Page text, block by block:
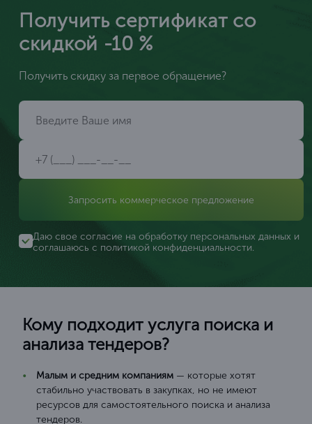
Получить сертификат со
скидкой -10 %
Получить скидку за первое обращение?
Запросить коммерческое предложение
Даю свое согласие на обработку персональных данных и
соглашаюсь с политикой конфиденциальности.
Кому подходит услуга поиска и
анализа тендеров?
Малым и средним компаниям — которые хотят
стабильно участвовать в закупках, но не имеют
ресурсов для самостоятельного поиска и анализа
тендеров.